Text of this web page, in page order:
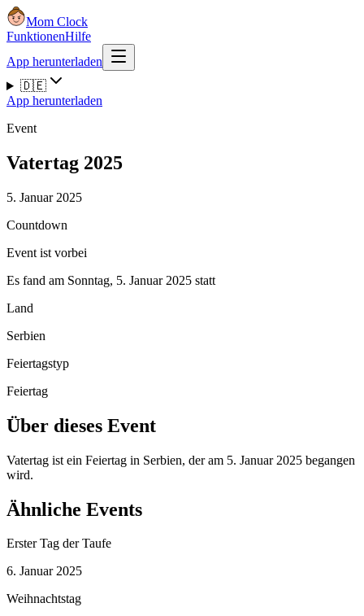
Mom Clock
FunktionenHilfe
App herunterladen
🇩🇪
App herunterladen
Event
Vatertag 2025
5. Januar 2025
Countdown
Event ist vorbei
Es fand am Sonntag, 5. Januar 2025 statt
Land
Serbien
Feiertagstyp
Feiertag
Über dieses Event
Vatertag ist ein Feiertag in Serbien, der am 5. Januar 2025 begangen
wird.
Ähnliche Events
Erster Tag der Taufe
6. Januar 2025
Weihnachtstag